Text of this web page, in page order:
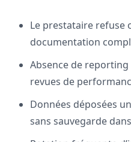
Le prestataire refuse
documentation
Absence de
revues de
Données déposées
sans sauvegarde